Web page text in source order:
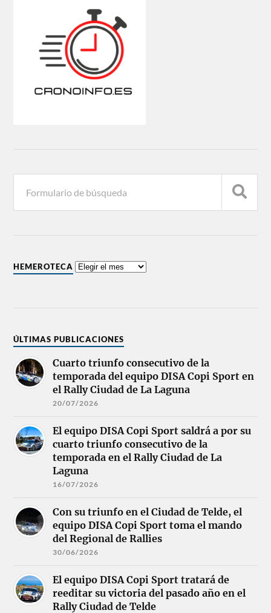
HEMEROTECA
ÚLTIMAS PUBLICACIONES
Cuarto triunfo consecutivo de la
temporada del equipo DISA Copi Sport en
el Rally Ciudad de La Laguna
20/07/2026
El equipo DISA Copi Sport saldrá a por su
cuarto triunfo consecutivo de la
temporada en el Rally Ciudad de La
Laguna
16/07/2026
Con su triunfo en el Ciudad de Telde, el
equipo DISA Copi Sport toma el mando
del Regional de Rallies
30/06/2026
El equipo DISA Copi Sport tratará de
reeditar su victoria del pasado año en el
Rally Ciudad de Telde